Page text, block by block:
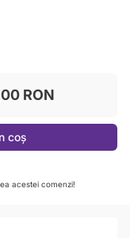
RON
coș
acestei comenzi!